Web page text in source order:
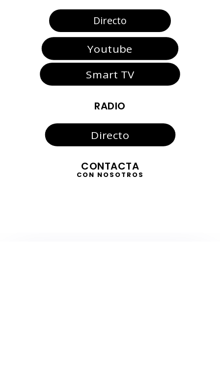
Directo
Youtube
Smart TV
RADIO
Directo
CONTACTA
CON NOSOTROS